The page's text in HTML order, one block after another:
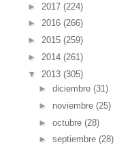
► 2017 (224)
► 2016 (266)
► 2015 (259)
► 2014 (261)
▼ 2013 (305)
► diciembre (31)
► noviembre (25)
► octubre (28)
► septiembre (28)